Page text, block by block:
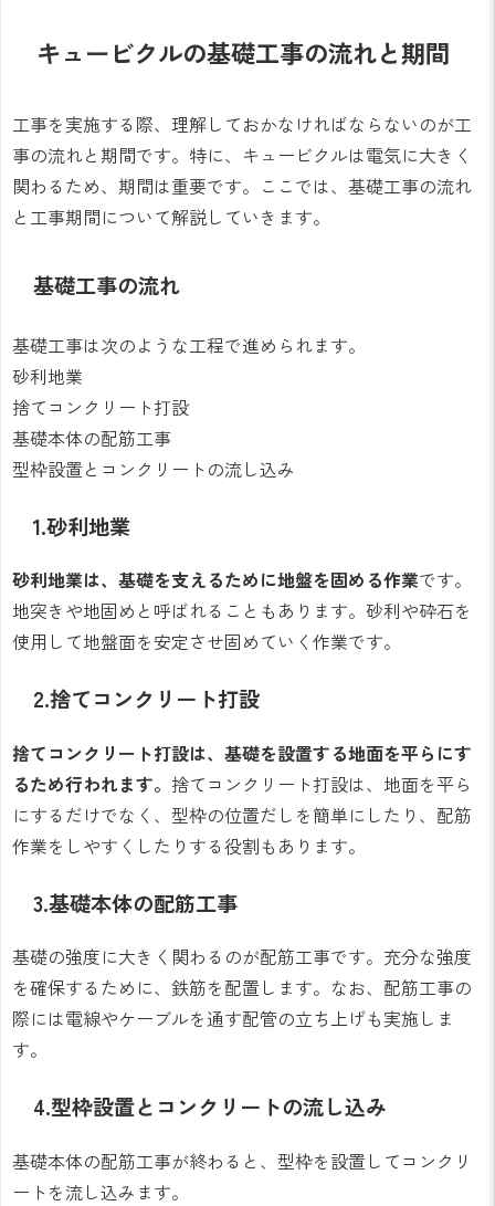
キュービクルの基礎工事の流れと期間
工事を実施する際、理解しておかなければならないのが工
事の流れと期間です。特に、キュービクルは電気に大きく
関わるため、期間は重要です。ここでは、基礎工事の流れ
と工事期間について解説していきます。
基礎工事の流れ
基礎工事は次のような工程で進められます。
砂利地業
捨てコンクリート打設
基礎本体の配筋工事
型枠設置とコンクリートの流し込み
1.砂利地業
砂利地業は、基礎を支えるために地盤を固める作業です。
地突きや地固めと呼ばれることもあります。砂利や砕石を
使用して地盤面を安定させ固めていく作業です。
2.捨てコンクリート打設
捨てコンクリート打設は、基礎を設置する地面を平らにす
るため行われます。 捨てコンクリート打設は、地面を平ら
にするだけでなく、型枠の位置だしを簡単にしたり、配筋
作業をしやすくしたりする役割もあります。
3.基礎本体の配筋工事
基礎の強度に大きく関わるのが配筋工事です。充分な強度
を確保するために、鉄筋を配置します。なお、配筋工事の
際には電線やケーブルを通す配管の立ち上げも実施しま
す。
4.型枠設置とコンクリートの流し込み
基礎本体の配筋工事が終わると、型枠を設置してコンクリ
ートを流し込みます。